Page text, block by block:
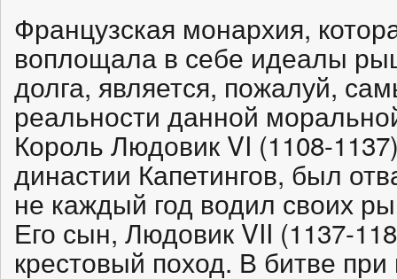
Французская монархия,
воплощала в себе идеалы
долга, является, пожалуй,
реальности данной
Король Людовик VI (1108-
династии Капетингов, был
не каждый год водил своих
Его сын, Людовик VII (1137-
крестовый поход. В битве